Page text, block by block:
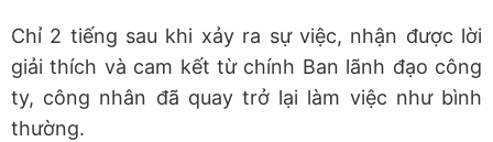
Chỉ 2 tiếng sau khi xảy ra sự việc, nhận được lời
giải thích và cam kết từ chính Ban lãnh đạo công
ty, công nhân đã quay trở lại làm việc như bình
thường.